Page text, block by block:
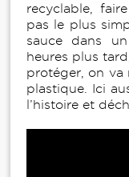
recyclable,
pas le plus
sauce dans
heures plus
protéger, on va
plastique. Ici
l’histoire et